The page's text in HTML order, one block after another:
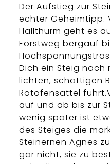
Der Aufstieg zur
echter Geheimtipp.
Hallthurm geht es
Forstweg bergauf
Dich ein Steig nach
lichten, schattigen
Rotofensattel
auf und ab bis zur
wenig später ist
des Steiges die
Steinernen Agnes
gar nicht, sie zu